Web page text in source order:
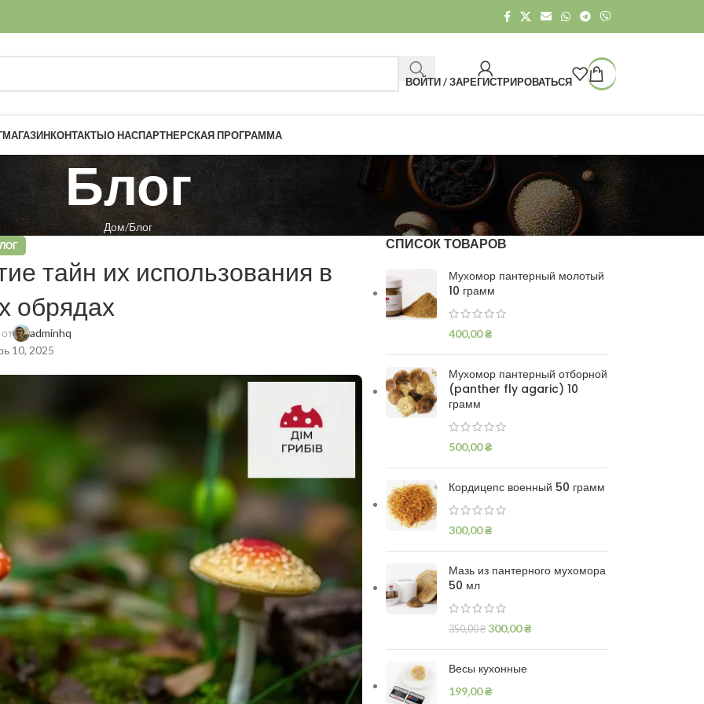
ВОЙТИ / ЗАРЕГИСТРИРОВАТЬСЯ
МАГАЗИНКОНТАКТЫО НАСПАРТНЕРСКАЯ ПРОГРАММА
Блог
Дом Блог
тайн их использования в
обрядах
adminhq
10, 2025
СПИСОК ТОВАРОВ
Мухомор пантерный молотый
10 грамм
400,00₴
Мухомор пантерный отборной
(panther fly agaric) 10
грамм
500,00₴
Кордицепс военный 50 грамм
300,00₴
Мазь из пантерного мухомора
50 мл
350,00₴ 300,00₴
Весы кухонные
199,00₴